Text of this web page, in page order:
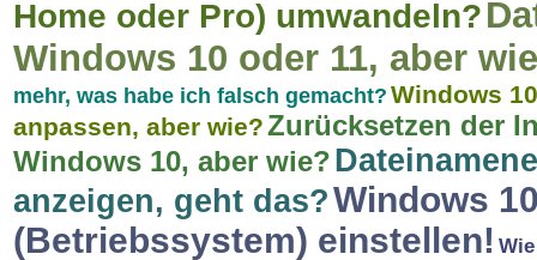
Home oder Pro) umwandeln?
Windows 10 oder 11, aber
mehr, was habe ich falsch gemacht? Windows
anpassen, aber wie?Zurücksetzen der
Windows 10, aber wie?
anzeigen, geht das?Windows
(Betriebssystem) einstellen!